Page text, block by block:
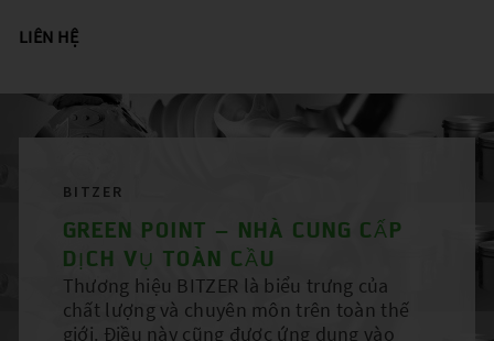
LIÊN HỆ
BITZER
GREEN POINT – NHÀ CUNG CẤP
DỊCH VỤ TOÀN CẦU
Thương hiệu BITZER là biểu trưng của
chất lượng và chuyên môn trên toàn thế
giới. Điều này cũng được ứng dụng vào